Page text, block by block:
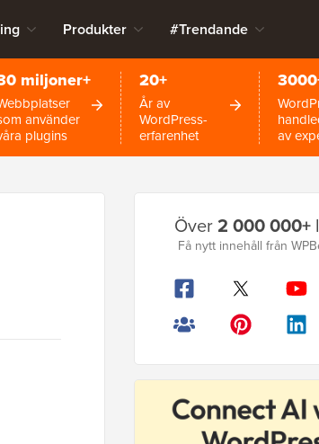
Produkter #Trendande
miljoner+
använder
plugins
20+
År av
WordPress-
erfarenhet
av
Primär
sidofält
Över2 000 000+
Få nytt innehåll från